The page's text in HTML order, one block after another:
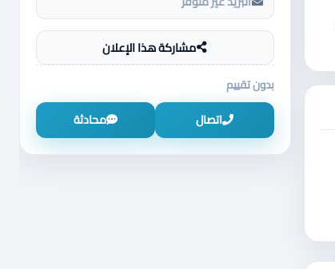
مشاركة هذا الإعلان
بدون تقييم
اتصال
محادثة